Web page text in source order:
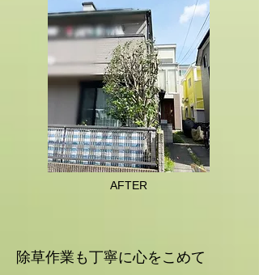
AFTER
除草作業も丁寧に心をこめて